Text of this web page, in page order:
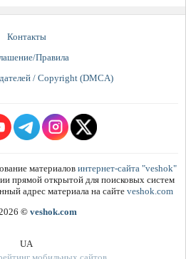
Контакты
Правила
/ Copyright (DMCA)
материалов интернет-сайта "veshok"
прямой открытой для поисковых систем
адрес материала на сайте veshok.com
© veshok.com
UA